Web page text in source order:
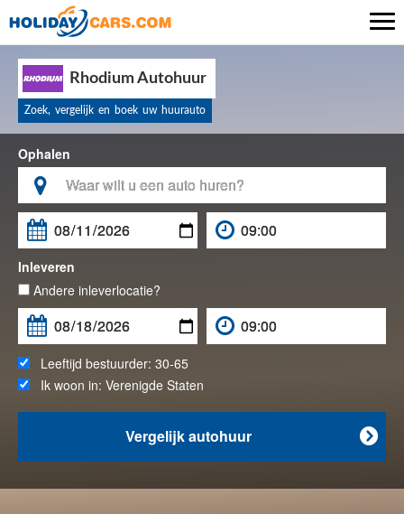
Rhodium Autohuur
Zoek, vergelijk en boek uw huurauto
Ophalen


Inleveren
Andere inleverlocatie?
Leeftijd bestuurder: 30-65
Ik woon in: Verenigde Staten

Vergelijk autohuur